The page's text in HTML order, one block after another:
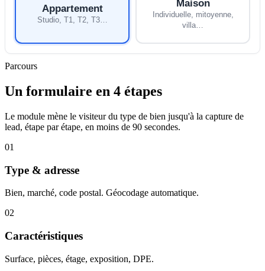
Appartement
Studio, T1, T2, T3…
Maison
Individuelle, mitoyenne,
villa…
Parcours
Un formulaire en 4 étapes
Le module mène le visiteur du type de bien jusqu'à la capture de
lead, étape par étape, en moins de 90 secondes.
01
Type & adresse
Bien, marché, code postal. Géocodage automatique.
02
Caractéristiques
Surface, pièces, étage, exposition, DPE.